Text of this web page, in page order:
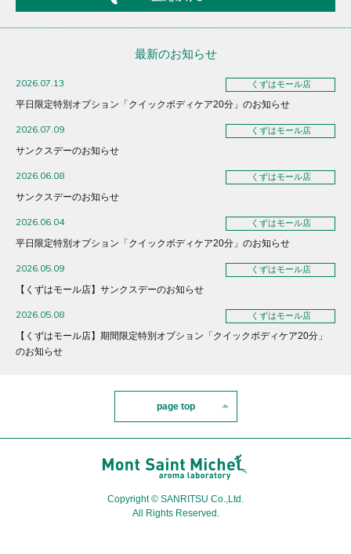
最新のお知らせ
2026.07.13 くずはモール店
平日限定特別オプション「クイックボディケア20分」のお知らせ
2026.07.09 くずはモール店
サンクスデーのお知らせ
2026.06.08 くずはモール店
サンクスデーのお知らせ
2026.06.04 くずはモール店
平日限定特別オプション「クイックボディケア20分」のお知らせ
2026.05.09 くずはモール店
【くずはモール店】サンクスデーのお知らせ
2026.05.08 くずはモール店
【くずはモール店】期間限定特別オプション「クイックボディケア20分」
のお知らせ
page top
Copyright © SANRITSU Co.,Ltd.
All Rights Reserved.